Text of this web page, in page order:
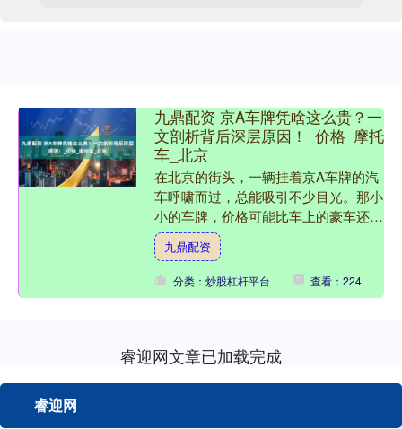
九鼎配资 京A车牌凭啥这么贵？一
文剖析背后深层原因！_价格_摩托
车_北京
在北京的街头，一辆挂着京A车牌的汽
车呼啸而过，总能吸引不少目光。那小
小的车牌，价格可能比车上的豪车还
贵，不禁让人想问：京A车牌凭啥这么
贵？今天，咱们就来一探究竟....
九鼎配资
分类：炒股杠杆平台 查看：224
睿迎网文章已加载完成
睿迎网